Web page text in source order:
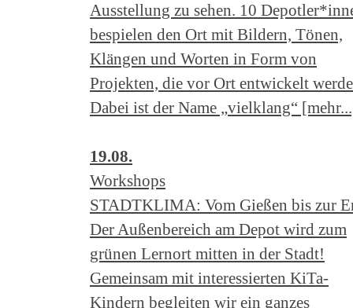
Ausstellung zu sehen. 10
bespielen den Ort mit Bildern, Tönen,
Klängen und Worten in Form von
Projekten, die vor Ort entwickelt
Dabei ist der Name „vielklang“
19.08.
Workshops
STADTKLIMA: Vom Gießen bis zur
Der Außenbereich am Depot wird zum
grünen Lernort mitten in der Stadt!
Gemeinsam mit interessierten KiTa-
Kindern begleiten wir ein ganzes